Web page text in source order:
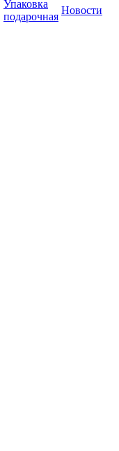
Упаковка
подарочная
Новости